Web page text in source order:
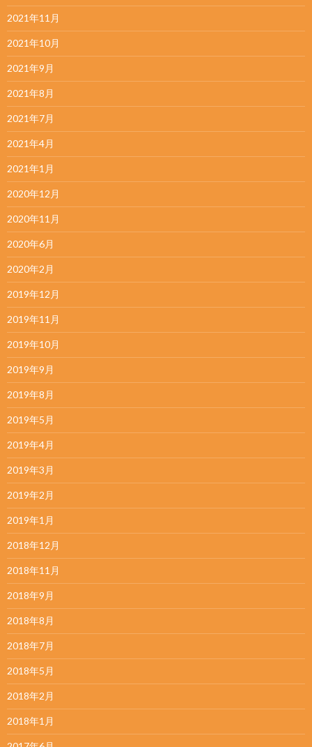
2021年11月
2021年10月
2021年9月
2021年8月
2021年7月
2021年4月
2021年1月
2020年12月
2020年11月
2020年6月
2020年2月
2019年12月
2019年11月
2019年10月
2019年9月
2019年8月
2019年5月
2019年4月
2019年3月
2019年2月
2019年1月
2018年12月
2018年11月
2018年9月
2018年8月
2018年7月
2018年5月
2018年2月
2018年1月